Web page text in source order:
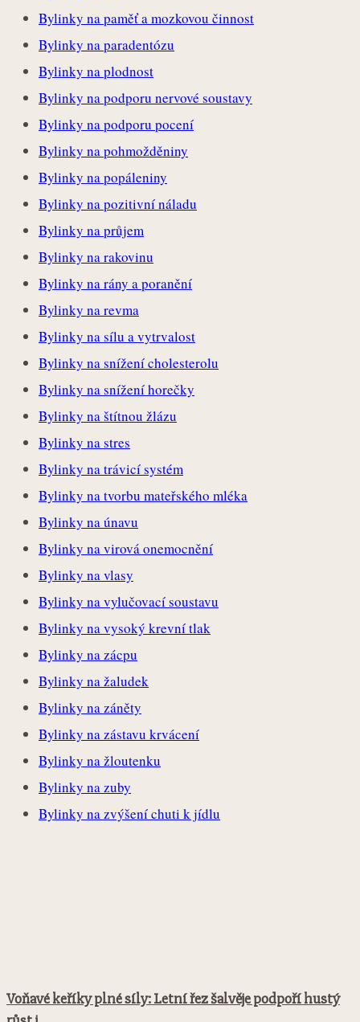
Bylinky na paměť a mozkovou činnost
Bylinky na paradentózu
Bylinky na plodnost
Bylinky na podporu nervové soustavy
Bylinky na podporu pocení
Bylinky na pohmožděniny
Bylinky na popáleniny
Bylinky na pozitivní náladu
Bylinky na průjem
Bylinky na rakovinu
Bylinky na rány a poranění
Bylinky na revma
Bylinky na sílu a vytrvalost
Bylinky na snížení cholesterolu
Bylinky na snížení horečky
Bylinky na štítnou žlázu
Bylinky na stres
Bylinky na trávicí systém
Bylinky na tvorbu mateřského mléka
Bylinky na únavu
Bylinky na virová onemocnění
Bylinky na vlasy
Bylinky na vylučovací soustavu
Bylinky na vysoký krevní tlak
Bylinky na zácpu
Bylinky na žaludek
Bylinky na záněty
Bylinky na zástavu krvácení
Bylinky na žloutenku
Bylinky na zuby
Bylinky na zvýšení chuti k jídlu
Voňavé keříky plné síly: Letní řez šalvěje podpoří hustý